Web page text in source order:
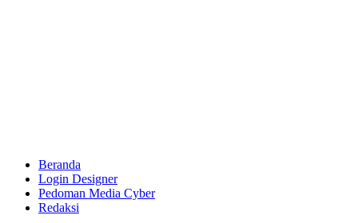
Beranda
Login Designer
Pedoman Media Cyber
Redaksi